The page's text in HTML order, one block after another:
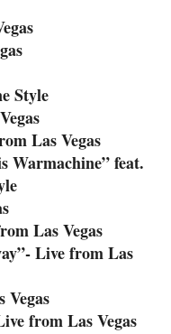
Style
Las Vegas
Warmachine” feat.
Las Vegas
Live from Las
from Las Vegas